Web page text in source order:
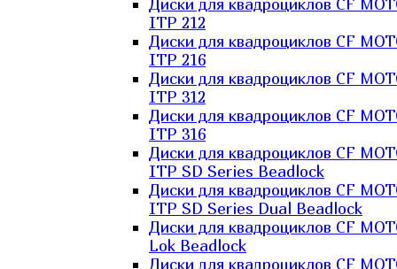
Диски для квадроциклов CF
ITP 212
Диски для квадроциклов CF
ITP 216
Диски для квадроциклов CF
ITP 312
Диски для квадроциклов CF
ITP 316
Диски для квадроциклов CF
ITP SD Series Beadlock
Диски для квадроциклов CF
ITP SD Series Dual Beadlock
Диски для квадроциклов CF
Lok Beadlock
Диски для квадроциклов CF